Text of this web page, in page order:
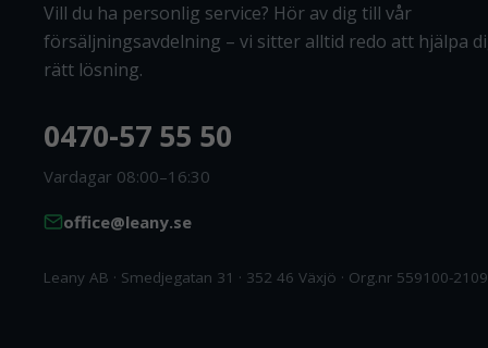
Vill du ha personlig service? Hör av dig till vår
försäljningsavdelning – vi sitter alltid redo att hjälpa
rätt lösning.
0470-57 55 50
Vardagar 08:00–16:30
office@leany.se
Leany AB · Smedjegatan 31 · 352 46 Växjö · Org.nr 559100-2109